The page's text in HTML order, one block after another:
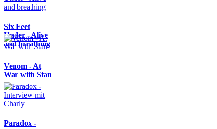
Six Feet
Under - Alive
and breathing
Venom - At
War with Stan
Paradox -